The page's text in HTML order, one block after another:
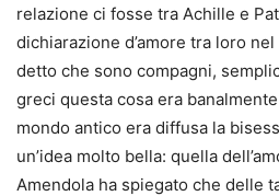
relazione ci fosse tra Achille e
dichiarazione d’amore tra loro
detto che sono compagni,
greci questa cosa era
mondo antico era diffusa la
un’idea molto bella: quella
Amendola ha spiegato che delle